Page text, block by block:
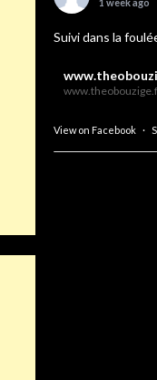
1 week ago
Suivi dans la
View on Facebook ·